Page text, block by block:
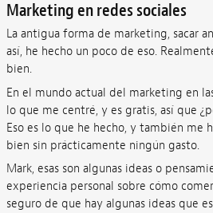
Marketing en redes sociales
La antigua forma de marketing, sacar
así, he hecho un poco de eso.
bien.
En el mundo actual del marketing en
lo que me centré, y es gratis, así que
Eso es lo que he hecho, y también me
bien sin prácticamente ningún gasto.
Mark, esas son algunas ideas o
experiencia personal sobre cómo
seguro de que hay algunas ideas que